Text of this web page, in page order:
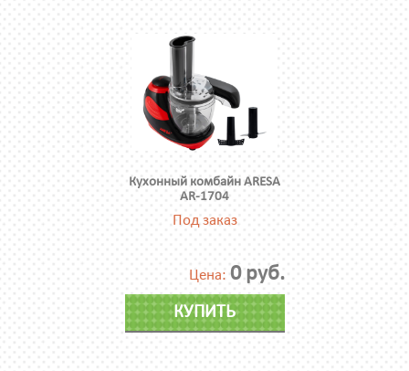
Кухонный комбайн ARESA
AR-1704
Под заказ
Цена: 0 руб.
КУПИТЬ